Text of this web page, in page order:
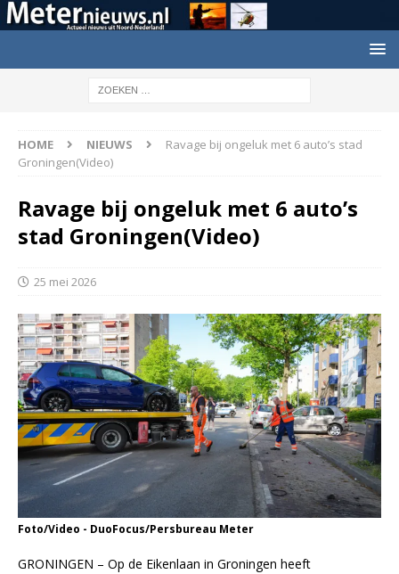
HOME NIEUWS
Ravage bij ongeluk met 6 auto’s stad
Groningen(Video)
Ravage bij ongeluk met 6 auto’s
stad Groningen(Video)
25 mei 2026
Foto/Video - DuoFocus/Persbureau Meter
GRONINGEN – Op de Eikenlaan in Groningen heeft